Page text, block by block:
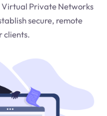
Virtual Private Networks
secure, remote
clients.